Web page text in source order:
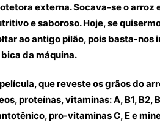
externa. Socava-se o arroz
e saboroso. Hoje, se
ao antigo pilão, pois basta-nos
bica da máquina.
que reveste os grãos do
proteínas, vitaminas: A, B1,
pro-vitaminas C, E e